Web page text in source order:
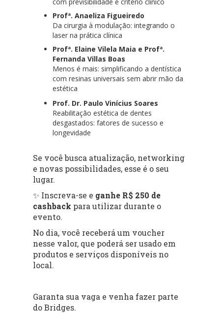
Profª. Anaeliza Figueiredo
Da cirurgia à modulação: integrando o
laser na prática clínica
Profª. Elaine Vilela Maia e Profª.
Fernanda Villas Boas
Menos é mais: simplificando a dentística
com resinas universais sem abrir mão da
estética
Prof. Dr. Paulo Vinícius Soares
Reabilitação estética de dentes
desgastados: fatores de sucesso e
longevidade
Se você busca atualização, networking
e novas possibilidades, esse é o seu
lugar.
✨ Inscreva-se e ganhe R$ 250 de
cashback para utilizar durante o
evento.
No dia, você receberá um voucher
nesse valor, que poderá ser usado em
produtos e serviços disponíveis no
local.
Garanta sua vaga e venha fazer parte
do Bridges.